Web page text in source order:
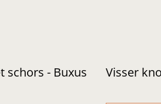
schors - Buxus Visser